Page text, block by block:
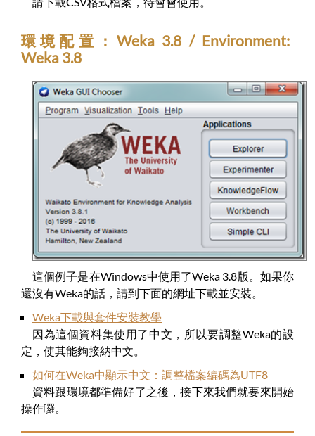
環境配置：Weka 3.8 / Environment:
Weka 3.8
這個例子是在Windows中使用了Weka 3.8版。如果你
還沒有Weka的話，請到下面的網址下載並安裝。
Weka下載與套件安裝教學
因為這個資料集使用了中文，所以要調整Weka的設
定，使其能夠接納中文。
如何在Weka中顯示中文：調整檔案編碼為UTF8
資料跟環境都準備好了之後，接下來我們就要來開始
操作囉。